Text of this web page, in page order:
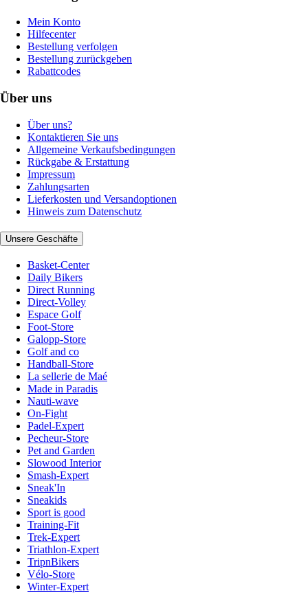
Mein Konto
Hilfecenter
Bestellung verfolgen
Bestellung zurückgeben
Rabattcodes
Über uns
Über uns?
Kontaktieren Sie uns
Allgemeine Verkaufsbedingungen
Rückgabe & Erstattung
Impressum
Zahlungsarten
Lieferkosten und Versandoptionen
Hinweis zum Datenschutz
Unsere Geschäfte
Basket-Center
Daily Bikers
Direct Running
Direct-Volley
Espace Golf
Foot-Store
Galopp-Store
Golf and co
Handball-Store
La sellerie de Maé
Made in Paradis
Nauti-wave
On-Fight
Padel-Expert
Pecheur-Store
Pet and Garden
Slowood Interior
Smash-Expert
Sneak'In
Sneakids
Sport is good
Training-Fit
Trek-Expert
Triathlon-Expert
TripnBikers
Vélo-Store
Winter-Expert